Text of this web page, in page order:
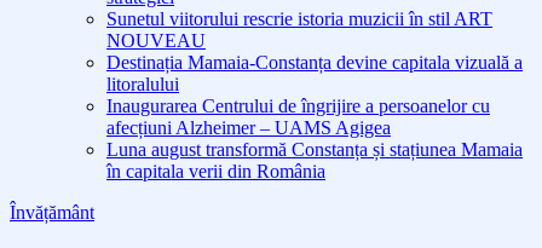
Sunetul viitorului rescrie istoria muzicii în stil ART
NOUVEAU
Destinația Mamaia-Constanța devine capitala vizuală a
litoralului
Inaugurarea Centrului de îngrijire a persoanelor cu
afecțiuni Alzheimer – UAMS Agigea
Luna august transformă Constanța și stațiunea Mamaia
în capitala verii din România
Învățământ